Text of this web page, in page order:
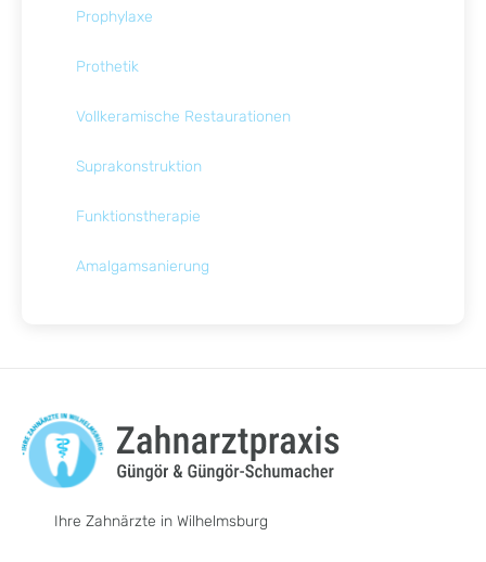
Prophylaxe
Prothetik
Vollkeramische Restaurationen
Suprakonstruktion
Funktionstherapie
Amalgamsanierung
Ihre Zahnärzte in Wilhelmsburg